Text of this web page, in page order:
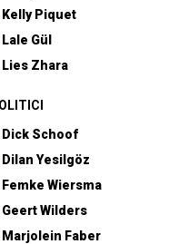
Kelly Piquet
Lale Gül
Lies Zhara
Dick Schoof
Dilan Yesilgöz
Femke Wiersma
Geert Wilders
Marjolein Faber